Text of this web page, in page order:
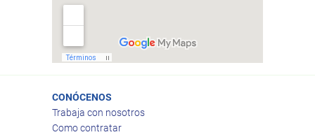
CONÓCENOS
Trabaja con nosotros
Como contratar